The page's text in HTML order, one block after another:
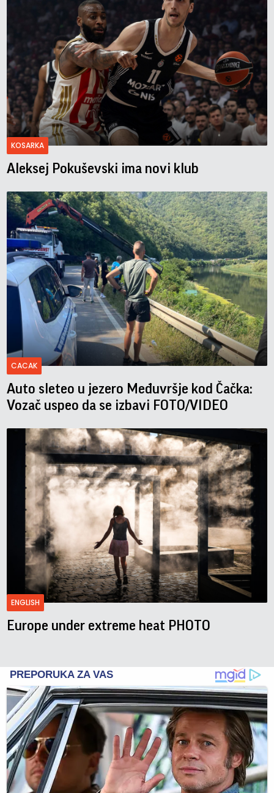
KOSARKA
Aleksej Pokuševski ima novi klub
CACAK
Auto sleteo u jezero Međuvršje kod Čačka:
Vozač uspeo da se izbavi FOTO/VIDEO
ENGLISH
Europe under extreme heat PHOTO